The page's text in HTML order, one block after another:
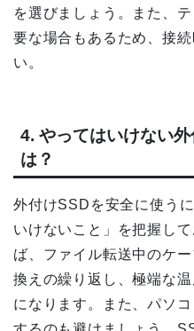
を選びましょう。また、
要な場合もあるため、接
い。
4. やってはいけない
は？
外付けSSDを安全に使う
いけないこと」を把握し
ば、ファイル転送中のケ
換えの繰り返し、極端な
になります。また、パソ